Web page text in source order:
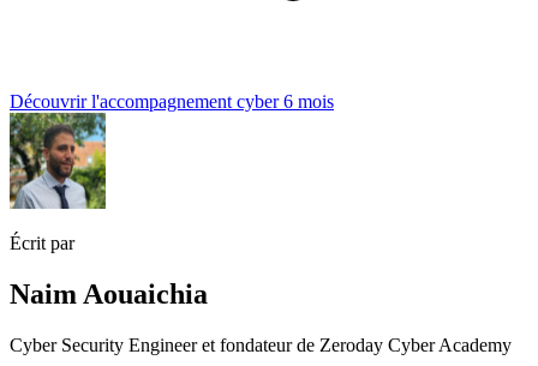
Découvrir l'accompagnement cyber 6 mois
Écrit par
Naim Aouaichia
Cyber Security Engineer et fondateur de Zeroday Cyber Academy